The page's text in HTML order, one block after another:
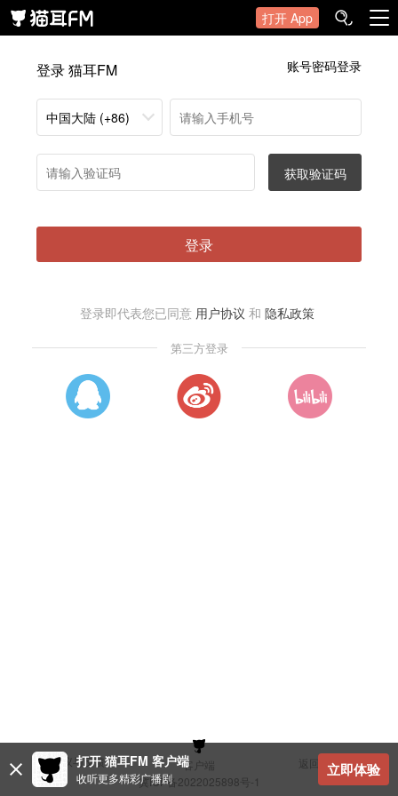
打开 App
登录 猫耳FM 账号密码登录
中国大陆 (+86)
获取验证码
登录
登录即代表您已同意 用户协议 和 隐私政策
第三方登录
建议与反馈 客户端
返回顶部
冀ICP备2022025898号-1
打开 猫耳FM 客户端
收听更多精彩广播剧 立即体验